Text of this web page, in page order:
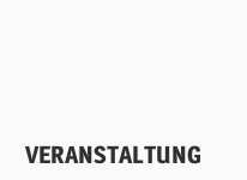
VERANSTALTUNG